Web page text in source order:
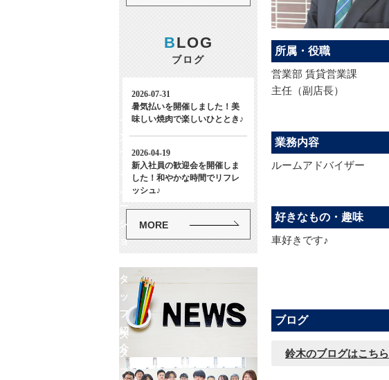
所属・役職
営業部 賃貸営業課
主任（副店長）
業務内容
ルームアドバイザー
好きなもの・趣味
車好きです♪
ブログ
鈴木のブログはこちら
BLOG
ブログ
MORE
イ
ン
ー
シ
ョ
タ
ッ
フ
紹
介
ス
タ
ッ